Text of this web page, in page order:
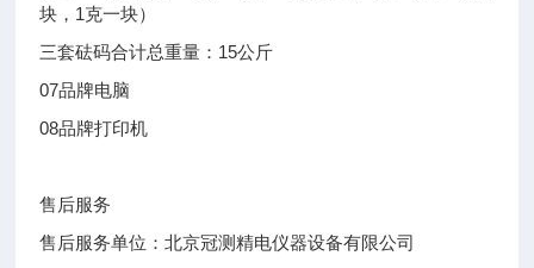
块，1克一块）
三套砝码合计总重量：15公斤
07品牌电脑
08品牌打印机
售后服务
售后服务单位：北京冠测精电仪器设备有限公司